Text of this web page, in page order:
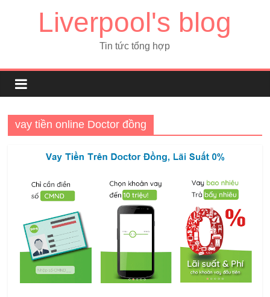
Liverpool's blog
Tin tức tổng hợp
vay tiền online Doctor đồng